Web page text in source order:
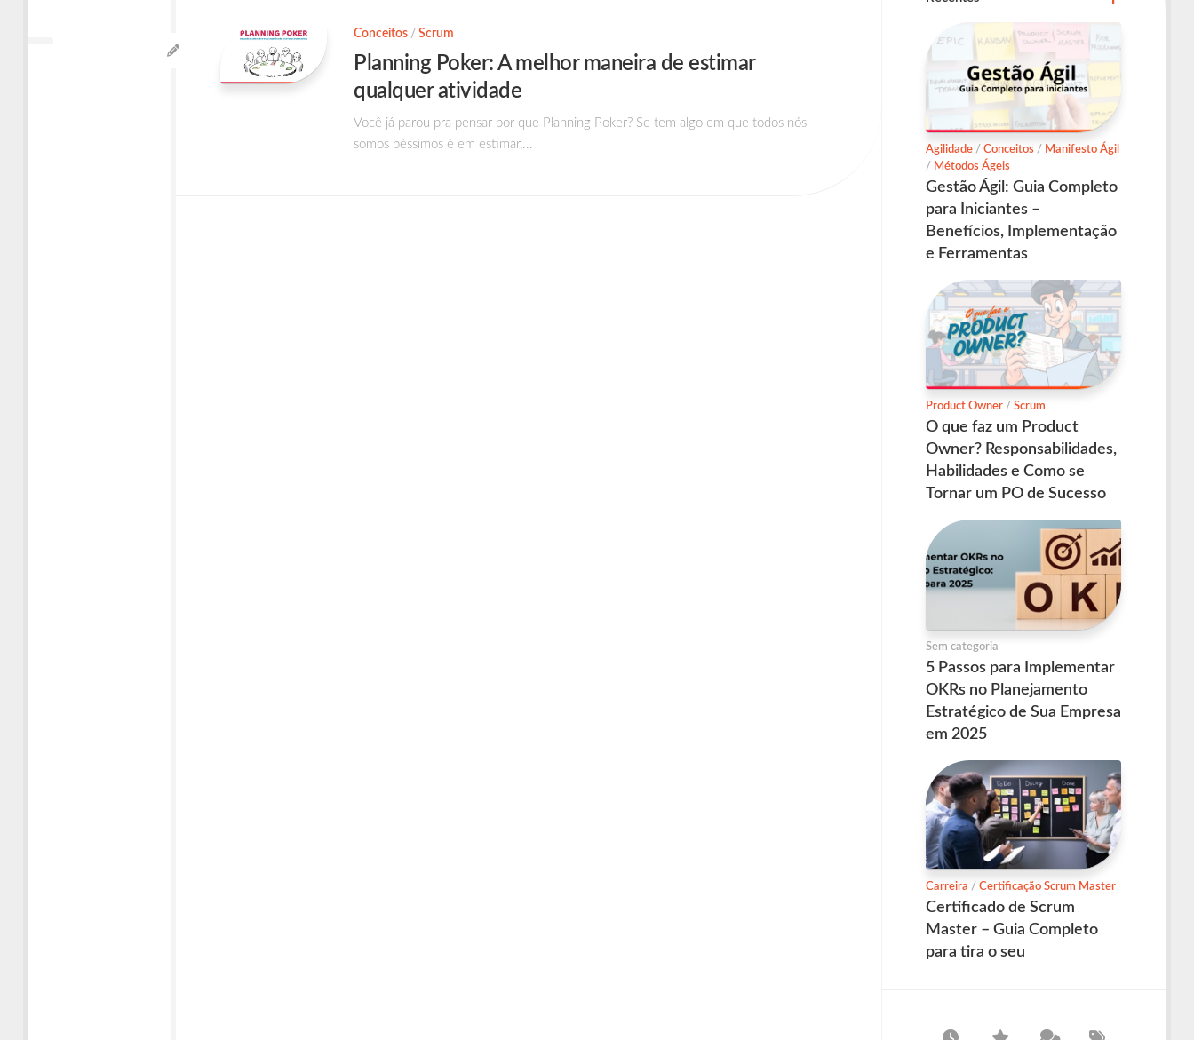
Conceitos / Scrum
Planning Poker: A melhor maneira de estimar
qualquer atividade
Você já parou pra pensar por que Planning Poker? Se tem algo em que todos nós
somos péssimos é em estimar,...
Agilidade / Conceitos / Manifesto Ágil
/ Métodos Ágeis
Gestão Ágil: Guia Completo
para Iniciantes –
Benefícios, Implementação
e Ferramentas
Product Owner / Scrum
O que faz um Product
Owner? Responsabilidades,
Habilidades e Como se
Tornar um PO de Sucesso
Sem categoria
5 Passos para Implementar
OKRs no Planejamento
Estratégico de Sua Empresa
em 2025
Carreira / Certificação Scrum Master
Certificado de Scrum
Master – Guia Completo
para tira o seu